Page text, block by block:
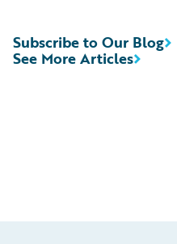
See More Articles
Subscribe to Our Blog